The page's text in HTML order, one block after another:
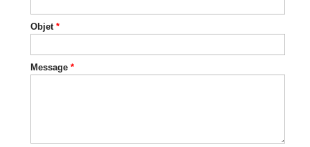
Objet *
Message *